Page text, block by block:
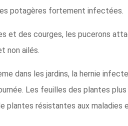
potagères fortement infectées.
et des courges, les pucerons
non ailés.
dans les jardins, la hernie
Les feuilles des plantes
plantes résistantes aux